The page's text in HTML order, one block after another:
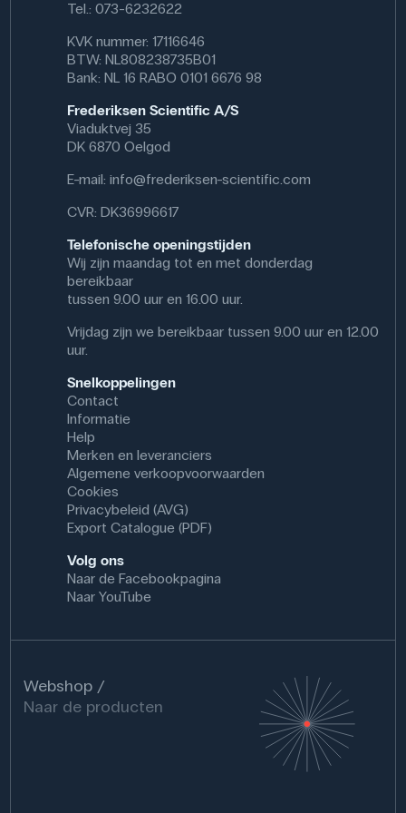
Tel.: 073-6232622
KVK nummer: 17116646
BTW: NL808238735B01
Bank: NL 16 RABO 0101 6676 98
Frederiksen Scientific A/S
Viaduktvej 35
DK 6870 Oelgod
E-mail:info@frederiksen-scientific.com
CVR: DK36996617
Telefonische openingstijden
Wij zijn maandag tot en met donderdag
bereikbaar
tussen 9.00 uur en 16.00 uur.
Vrijdag zijn we bereikbaar tussen 9.00 uur en 12.00
uur.
Snelkoppelingen
Contact
Informatie
Help
Merken en leveranciers
Algemene verkoopvoorwaarden
Cookies
Privacybeleid (AVG)
Export Catalogue (PDF)
Volg ons
Naar de Facebookpagina
Naar YouTube
Webshop
Naar de producten